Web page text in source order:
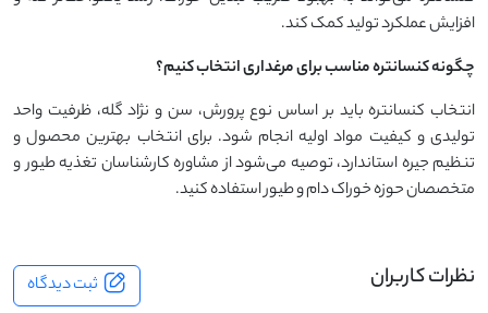
افزایش عملکرد تولید کمک کند.
چگونه کنسانتره مناسب برای مرغداری انتخاب کنیم؟
انتخاب کنسانتره باید بر اساس نوع پرورش، سن و نژاد گله، ظرفیت واحد
تولیدی و کیفیت مواد اولیه انجام شود. برای انتخاب بهترین محصول و
تنظیم جیره استاندارد، توصیه می‌شود از مشاوره کارشناسان تغذیه طیور و
متخصصان حوزه خوراک دام و طیور استفاده کنید.
نظرات کاربران ثبت دیدگاه